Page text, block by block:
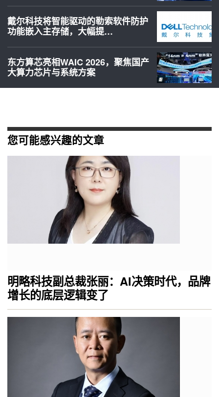
戴尔科技将智能驱动的勒索软件防护
功能嵌入主存储，大幅提…
东方算芯亮相WAIC 2026，聚焦国产
大算力芯片与系统方案
您可能感兴趣的文章
明略科技副总裁张丽：AI决策时代，品牌
增长的底层逻辑变了